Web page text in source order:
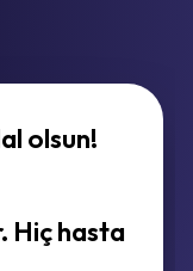
olsun!
Hiç hasta